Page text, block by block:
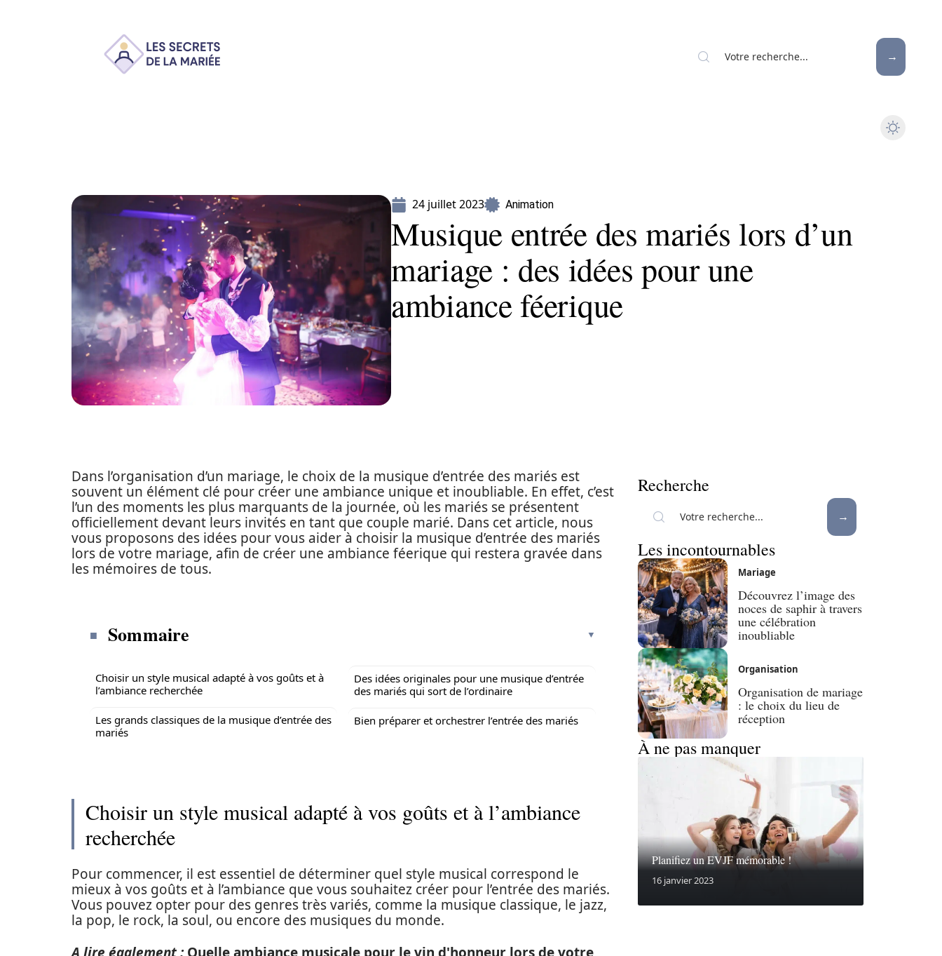
24 juillet 2023 Animation
Musique entrée des mariés lors d’un
mariage : des idées pour une
ambiance féerique
Dans l’organisation d’un mariage, le choix de la musique d’entrée des mariés est
souvent un élément clé pour créer une ambiance unique et inoubliable. En effet, c’est
l’un des moments les plus marquants de la journée, où les mariés se présentent
officiellement devant leurs invités en tant que couple marié. Dans cet article, nous
vous proposons des idées pour vous aider à choisir la musique d’entrée des mariés
lors de votre mariage, afin de créer une ambiance féerique qui restera gravée dans
les mémoires de tous.
Sommaire
Choisir un style musical adapté à vos goûts et à
l’ambiance recherchée
Les grands classiques de la musique d’entrée des
mariés
Des idées originales pour une musique d’entrée
des mariés qui sort de l’ordinaire
Bien préparer et orchestrer l’entrée des mariés
Choisir un style musical adapté à vos goûts et à l’ambiance
recherchée
Pour commencer, il est essentiel de déterminer quel style musical correspond le
mieux à vos goûts et à l’ambiance que vous souhaitez créer pour l’entrée des mariés.
Vous pouvez opter pour des genres très variés, comme la musique classique, le jazz,
la pop, le rock, la soul, ou encore des musiques du monde.
Recherche
Les incontournables
Mariage
Découvrez l’image des
noces de saphir à travers
une célébration
inoubliable
Organisation
Organisation de mariage
: le choix du lieu de
réception
À ne pas manquer
Planifiez un EVJF mémorable !
16 janvier 2023